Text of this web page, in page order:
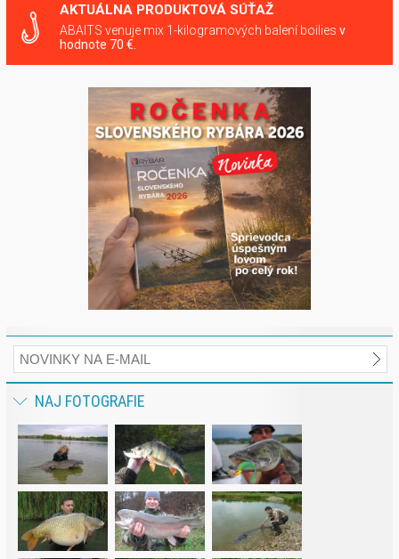
AKTUÁLNA PRODUKTOVÁ SÚŤAŽ
ABAITS venuje mix 1-kilogramových balení boilies v
hodnote 70 €.
NAJ FOTOGRAFIE